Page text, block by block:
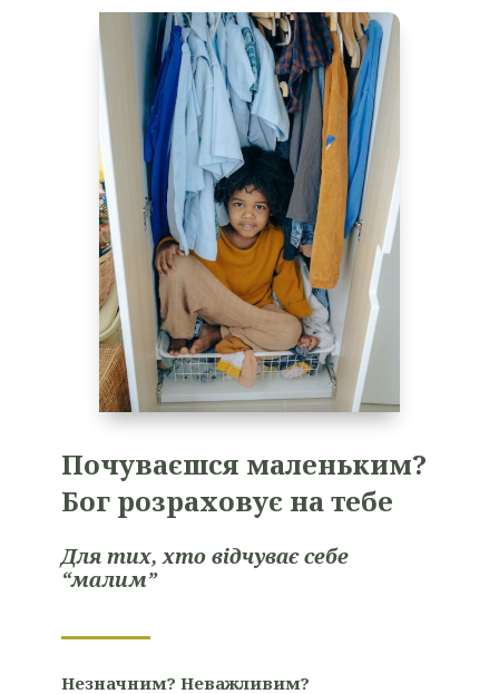
Почуваєшся маленьким?
Бог розраховує на тебе
Для тих, хто відчуває себе
“малим”
Незначним? Неважливим?